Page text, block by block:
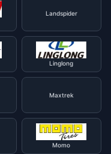
Landspider
Linglong
Maxtrek
Momo